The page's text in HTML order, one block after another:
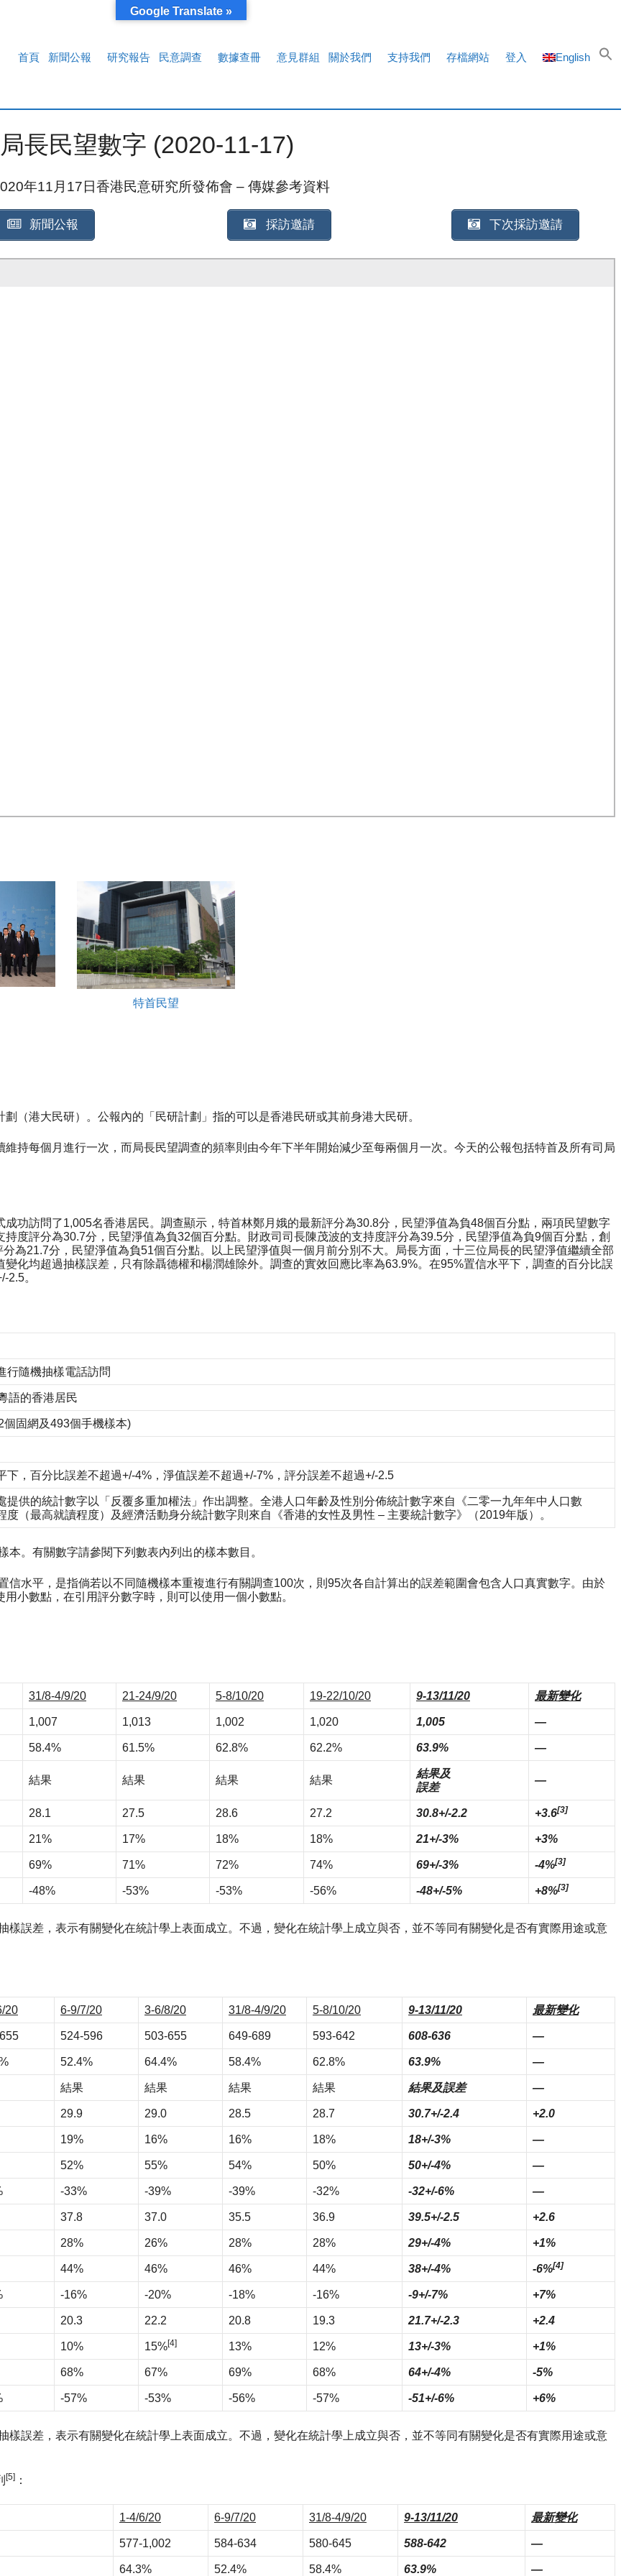
首頁 新聞公報 研究報告 民意調查 數據查冊 意見群組 關於我們 支持我們 存檔網站 登入 English
長民望數字 (2020-11-17)
年11月17日香港民意研究所發佈會 – 傳媒參考資料
新聞公報 採訪邀請 下次採訪邀請
特首民望
（港大民研）。公報內的「民研計劃」指的可以是香港民研或其前身港大民研。
持每個月進行一次，而局長民望調查的頻率則由今年下半年開始減少至每兩個月一次。今天的公報包括特首及所有司局
功訪問了1,005名香港居民。調查顯示，特首林鄭月娥的最新評分為30.8分，民望淨值為負48個百分點，兩項民望數字
度評分為30.7分，民望淨值為負32個百分點。財政司司長陳茂波的支持度評分為39.5分，民望淨值為負9個百分點，創
為21.7分，民望淨值為負51個百分點。以上民望淨值與一個月前分別不大。局長方面，十三位局長的民望淨值繼續全部
化均超過抽樣誤差，只有除聶德權和楊潤雄除外。調查的實效回應比率為63.9%。在95%置信水平下，調查的百分比誤
2.5。
行隨機抽樣電話訪問
語的香港居民
個固網及493個手機樣本)
下，百分比誤差不超過+/-4%，淨值誤差不超過+/-7%，評分誤差不超過+/-2.5
提供的統計數字以「反覆多重加權法」作出調整。全港人口年齡及性別分佈統計數字來自《二零一九年年中人口數
度（最高就讀程度）及經濟活動身分統計數字則來自《香港的女性及男性 – 主要統計數字》（2019年版）。
。有關數字請參閱下列數表內列出的樣本數目。
水平，是指倘若以不同隨機樣本重複進行有關調查100次，則95次各自計算出的誤差範圍會包含人口真實數字。由於
小數點，在引用評分數字時，則可以使用一個小數點。
31/8-4/9/20 21-24/9/20 5-8/10/20 19-22/10/20 9-13/11/20 最新變化
1,007 1,013 1,002 1,020 1,005 —
58.4% 61.5% 62.8% 62.2% 63.9% —
結果 結果 結果 結果
結果及
誤差
—
28.1 27.5 28.6 27.2 30.8+/-2.2 +3.6[3]
21% 17% 18% 18% 21+/-3% +3%
69% 71% 72% 74% 69+/-3% -4%[3]
-48% -53% -53% -56% -48+/-5% +8%[3]
誤差，表示有關變化在統計學上表面成立。不過，變化在統計學上成立與否，並不等同有關變化是否有實際用途或意
20 6-9/7/20 3-6/8/20 31/8-4/9/20 5-8/10/20 9-13/11/20 最新變化
524-596 503-655 649-689 593-642 608-636 —
52.4% 64.4% 58.4% 62.8% 63.9% —
結果 結果 結果 結果 結果及誤差 —
29.9 29.0 28.5 28.7 30.7+/-2.4 +2.0
19% 16% 16% 18% 18+/-3% —
52% 55% 54% 50% 50+/-4% —
-33% -39% -39% -32% -32+/-6% —
37.8 37.0 35.5 36.9 39.5+/-2.5 +2.6
28% 26% 28% 28% 29+/-4% +1%
44% 46% 46% 44% 38+/-4% -6%[4]
-16% -20% -18% -16% -9+/-7% +7%
20.3 22.2 20.8 19.3 21.7+/-2.3 +2.4
10% 15%[4] 13% 12% 13+/-3% +1%
68% 67% 69% 68% 64+/-4% -5%
-57% -53% -56% -57% -51+/-6% +6%
誤差，表示有關變化在統計學上表面成立。不過，變化在統計學上成立與否，並不等同有關變化是否有實際用途或意
[5] ：
1-4/6/20 6-9/7/20 31/8-4/9/20 9-13/11/20 最新變化
577-1,002 584-634 580-645 588-642 —
64.3% 52.4% 58.4% 63.9% —
Google Translate »